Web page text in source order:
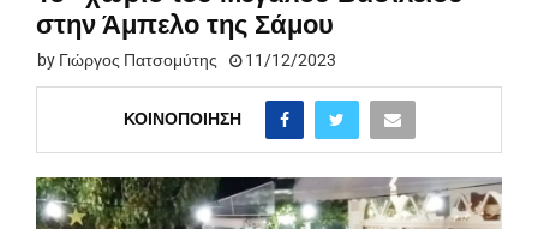
στην Άμπελο της Σάμου
by Γιώργος Πατσομύτης 11/12/2023
ΚΟΙΝΟΠΟΊΗΣΗ